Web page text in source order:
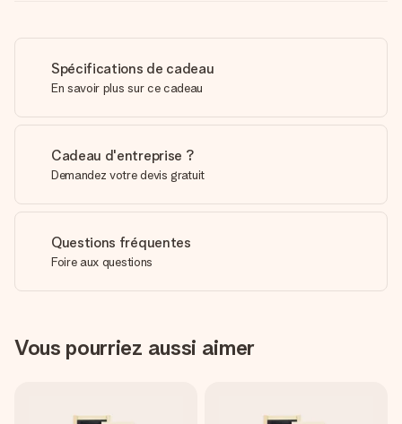
Spécifications de cadeau
En savoir plus sur ce cadeau
Cadeau d'entreprise ?
Demandez votre devis gratuit
Questions fréquentes
Foire aux questions
Vous pourriez aussi aimer